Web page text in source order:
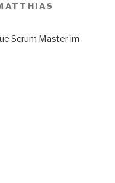
Scrum Master im